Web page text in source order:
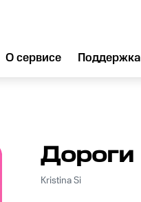
О сервисе Поддержка
Дороги
Kristina Si